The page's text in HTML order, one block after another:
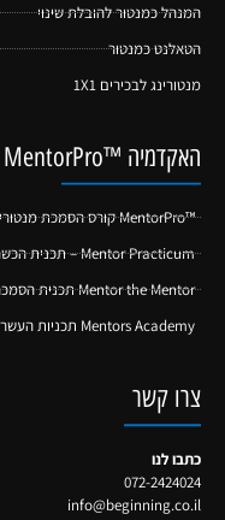
המנהל כמנטור להובלת שינוי
הטאלנט כמנטור
מנטורינג לבכירים 1X1
האקדמיה ™MentorPro
™MentorPro קורס הסמכת מנטורים למנהלים ובעלי עסקים
Mentor Practicum – תכנית הכשרה מעשית למנטורים
Mentor the Mentor תכנית הסמכה למדריכי מנטורים
Mentors Academy תכניות העשרה והשתלמויות למנטורים לפרטיים וארגונים
צרו קשר
כתבו לנו
072-2424024
info@beginning.co.il